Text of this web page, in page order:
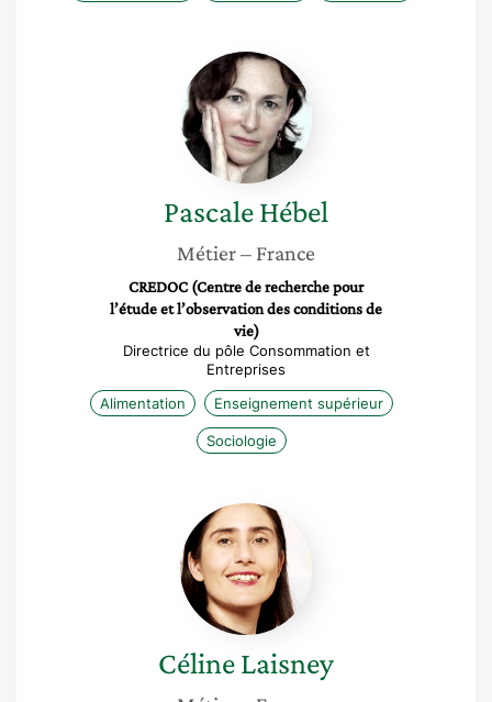
Pascale
Hébel
PascaleHébel
Métier– France
CREDOC (Centre de recherche pour
l’étude et l’observation des conditions de
vie)
Directrice du pôle Consommation et
Entreprises
Alimentation
Enseignement supérieur
Sociologie
Céline
Laisney
CélineLaisney